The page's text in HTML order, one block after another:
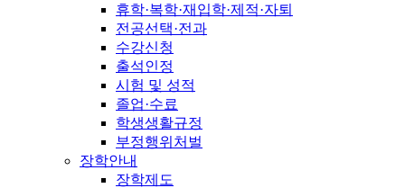
휴학·복학·재입학·제적·자퇴
전공선택·전과
수강신청
출석인정
시험 및 성적
졸업·수료
학생생활규정
부정행위처벌
장학안내
장학제도